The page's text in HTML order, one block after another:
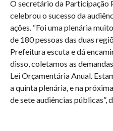
O secretário da Participação
celebrou o sucesso da
ações. “Foi uma plenária
de 180 pessoas das duas
Prefeitura escuta e dá
disso, coletamos as
Lei Orçamentária Anual.
a quinta plenária, e na
de sete audiências públicas”,